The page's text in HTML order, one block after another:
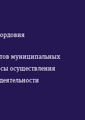
муниципальных
осуществления